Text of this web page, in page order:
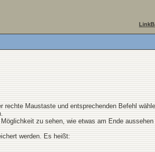
Maustaste und entsprechenden Befehl
zu sehen, wie etwas am Ende
werden. Es heißt: